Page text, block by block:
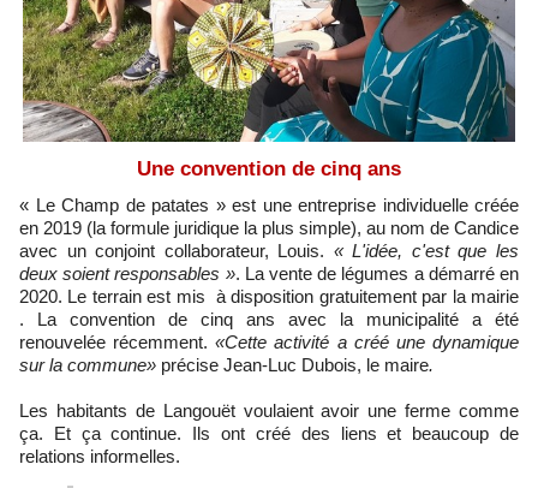
Une convention de cinq ans
« Le Champ de patates » est une entreprise individuelle créée
en 2019 (la formule juridique la plus simple), au nom de Candice
avec un conjoint collaborateur, Louis. « L'idée, c'est que les
deux soient responsables ». La vente de légumes a démarré en
2020. Le terrain est mis à disposition gratuitement par la mairie
. La convention de cinq ans avec la municipalité a été
renouvelée récemment.«Cette activité a créé une dynamique
sur la commune» précise Jean-Luc Dubois, le maire.
Les habitants de Langouët voulaient avoir une ferme comme
ça. Et ça continue. Ils ont créé des liens et beaucoup de
relations informelles.